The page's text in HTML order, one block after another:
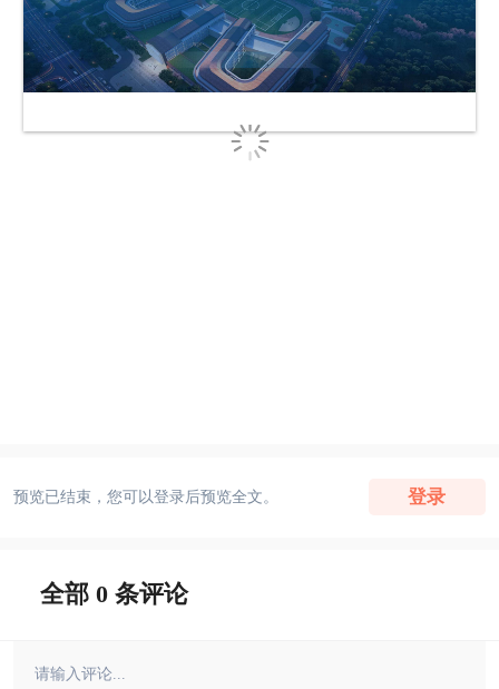
预览已结束，您可以登录后预览全文。 登录
全部 0 条评论